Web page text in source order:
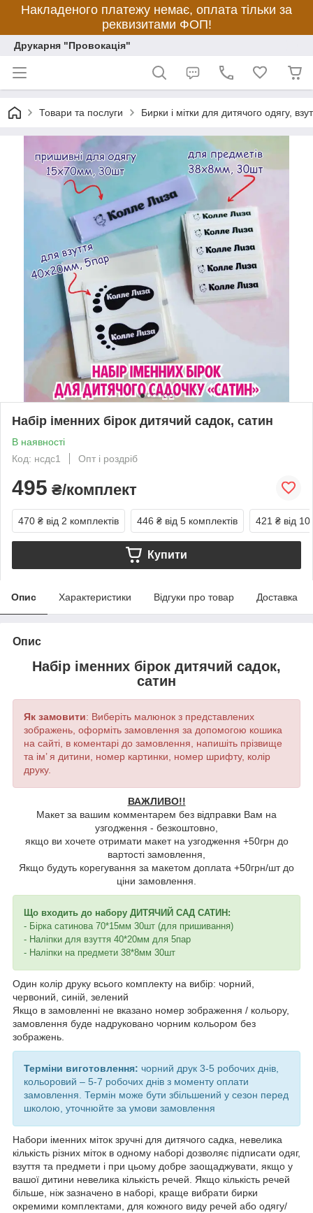
Накладеного платежу немає, оплата тільки за
реквизитами ФОП!
Друкарня "Провокація"
Товари та послуги Бирки і мітки для дитячого одягу,
Набір іменних бірок дитячий садок, сатин
В наявності
Код: нсдс1
Опт і роздріб
495 ₴/комплект
470 ₴ від 2 комплектів 446 ₴ від 5 комплектів 421 ₴ від
Купити
Опис Характеристики Відгуки про товар Доставка
Опис
Набір іменних бірок дитячий садок,
сатин
Як замовити: Виберіть малюнок з представлених
зображень, оформіть замовлення за допомогою кошика
на сайті, в коментарі до замовлення, напишіть прізвище
та ім’ я дитини, номер картинки, номер шрифту, колір
друку.
ВАЖЛИВО!!
Макет за вашим комментарем без відправки Вам на
узгодження - безкоштовно,
якщо ви хочете отримати макет на узгодження +50грн до
вартості замовлення,
Якщо будуть корегування за макетом доплата +50грн/шт до
ціни замовлення.
Що входить до набору ДИТЯЧИЙ САД САТИН:
- Бірка сатинова 70*15мм 30шт (для пришивання)
- Наліпки для взуття 40*20мм для 5пар
- Наліпки на предмети 38*8мм 30шт
Один колір друку всього комплекту на вибір: чорний,
червоний, синій, зелений
Якщо в замовленні не вказано номер зображення / кольору,
замовлення буде надруковано чорним кольором без
зображень.
Терміни виготовлення: чорний друк 3-5 робочих днів,
кольоровий – 5-7 робочих днів з моменту оплати
замовлення. Термін може бути збільшений у сезон перед
школою, уточнюйте за умови замовлення
Набори іменних міток зручні для дитячого садка, невелика
кількість різних міток в одному наборі дозволяє підписати одяг,
взуття та предмети і при цьому добре заощаджувати, якщо у
вашої дитини невелика кількість речей. Якщо кількість речей
більше, ніж зазначено в наборі, краще вибрати бирки
окремими комплектами, для кожного виду речей або одягу/